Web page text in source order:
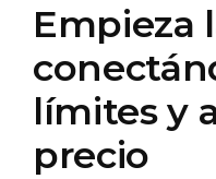
Empieza
límites y
precio